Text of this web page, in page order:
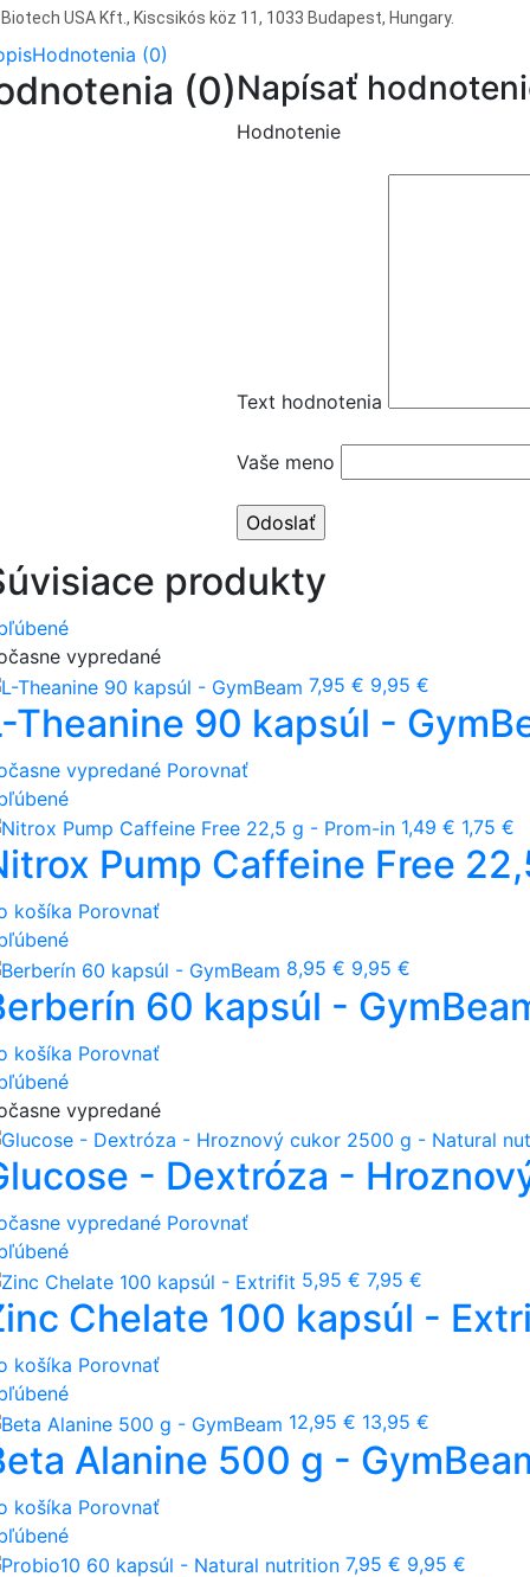
Biotech USA Kft., Kiscsikós köz 11, 1033 Budapest, Hungary.
Hodnotenia (0)
(0)Napísať
Hodnotenie
Text hodnotenia
Vaše meno
produkty
vypredané
7,95 € 9,95 €
Theanine 90 kapsúl -
vypredané Porovnať
1,49 € 1,75 €
Pump Caffeine Free
košíka Porovnať
8,95 € 9,95 €
60 kapsúl -
košíka Porovnať
vypredané
- Dextróza -
vypredané Porovnať
5,95 € 7,95 €
Chelate 100 kapsúl -
košíka Porovnať
12,95 € 13,95 €
Alanine 500 g -
košíka Porovnať
7,95 € 9,95 €